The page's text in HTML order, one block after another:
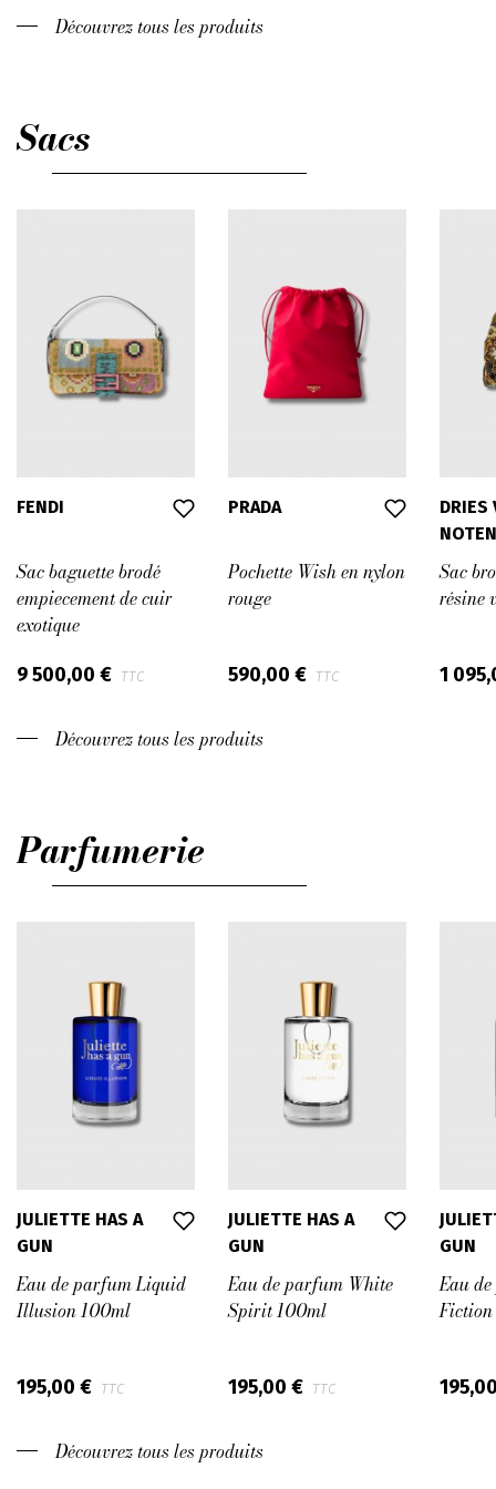
Découvrez tous les produits
Sacs
FENDI
Sac baguette brodé
empiecement de cuir
exotique
9 500,00 € TTC
PRADA
Pochette Wish en nylon
rouge
590,00 € TTC
DRIES
NOTEN
Sac
résine
1
Découvrez tous les produits
Parfumerie
JULIETTE HAS A
GUN
Eau de parfum Liquid
Illusion 100ml
195,00 € TTC
JULIETTE HAS A
GUN
Eau de parfum White
Spirit 100ml
195,00 € TTC
GUN
Eau
Découvrez tous les produits